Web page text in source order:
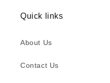
Quick links
About Us
Contact Us